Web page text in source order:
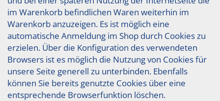
im Warenkorb befindlichen Waren weiterhin im
Warenkorb anzuzeigen. Es ist möglich eine
automatische Anmeldung im Shop durch Cookies zu
erzielen. Über die Konfiguration des verwendeten
Browsers ist es möglich die Nutzung von Cookies für
unsere Seite generell zu unterbinden. Ebenfalls
können Sie bereits genutzte Cookies über eine
entsprechende Browserfunktion löschen.